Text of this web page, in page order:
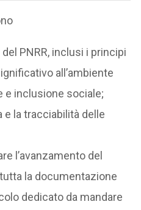
PNRR, inclusi i principi
all’ambiente
e inclusione sociale;
e la tracciabilità delle
l’avanzamento del
la documentazione
dedicato da mandare